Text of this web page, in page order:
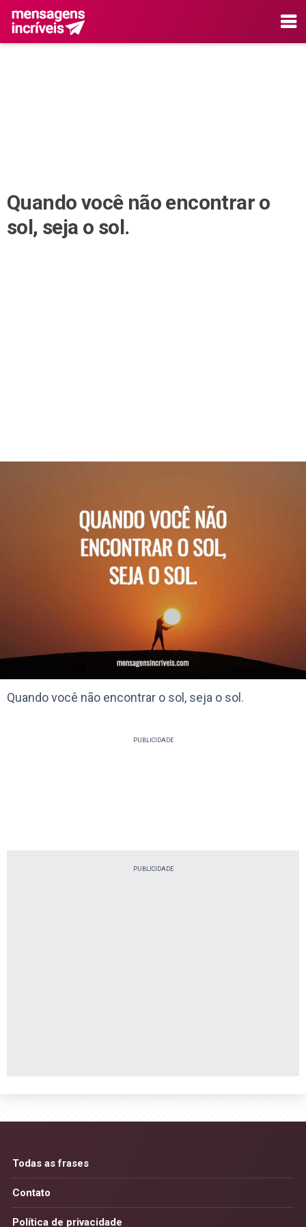
Quando você não encontrar o
sol, seja o sol.
Quando você não encontrar o sol, seja o sol.
PUBLICIDADE
PUBLICIDADE
Todas as frases
Contato
Política de privacidade